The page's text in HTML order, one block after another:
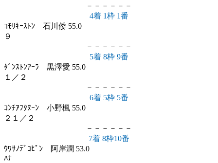
－－－－－－
4着 1枠 1番
ｺﾓﾘｷｰｽﾄﾝ 石川倭 55.0
９
－－－－－－
5着 8枠 9番
ﾀﾞﾝｽﾄﾝｱｰﾗ 黒澤愛 55.0
１／２
－－－－－－
6着 5枠 5番
ｺﾝﾁｱﾌﾀﾇｰﾝ 小野楓 55.0
２１／２
－－－－－－
7着 8枠10番
ｳﾜｻﾉﾃﾞｺﾋﾟﾝ 阿岸潤 53.0
ﾊﾅ